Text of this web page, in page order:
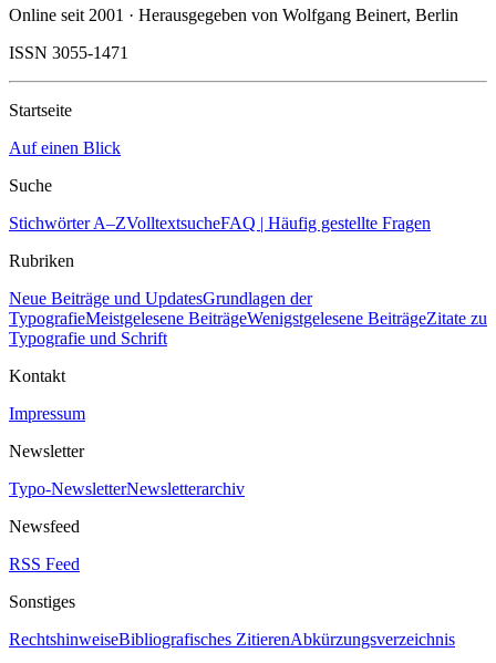
Online seit 2001 · Herausgegeben von Wolfgang Beinert, Berlin
ISSN 3055-1471
Startseite
Auf einen Blick
Suche
Stichwörter A–ZVolltextsucheFAQ | Häufig gestellte Fragen
Rubriken
Neue Beiträge und UpdatesGrundlagen der
TypografieMeistgelesene BeiträgeWenigstgelesene BeiträgeZitate zu
Typografie und Schrift
Kontakt
Impressum
Newsletter
Typo-NewsletterNewsletterarchiv
Newsfeed
RSS Feed
Sonstiges
RechtshinweiseBibliografisches ZitierenAbkürzungsverzeichnis